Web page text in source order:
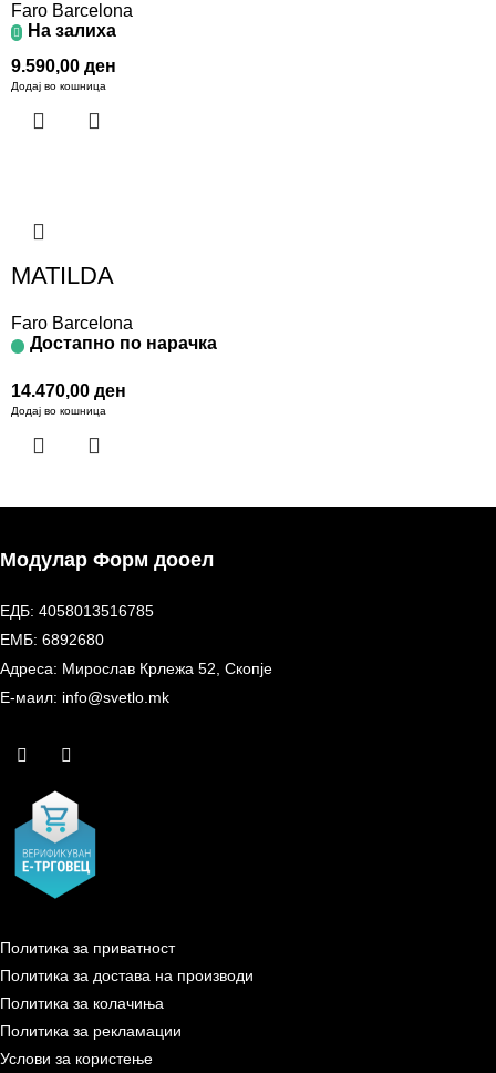
Faro Barcelona
На залиха
9.590,00 ден
Додај во кошница
MATILDA
Faro Barcelona
Достапно по нарачка
14.470,00 ден
Додај во кошница
Модулар Форм дооел
ЕДБ: 4058013516785
ЕМБ: 6892680
Адреса: Мирослав Крлежа 52, Скопје
Е-маил: info@svetlo.mk
Политика за приватност
Политика за достава на производи
Политика за колачиња
Политика за рекламации
Услови за користење